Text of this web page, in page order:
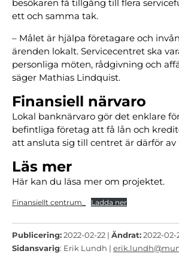
besökaren få tillgång till flera
ett och samma tak.
– Målet är hjälpa företagare och
ärenden lokalt. Servicecentret ska
personliga möten, rådgivning och
säger Mathias Lindquist.
Finansiell närvaro
Lokal banknärvaro gör det enklare
befintliga företag att få lån och
att ansluta sig till centret är därför
Läs mer
Här kan du läsa mer om projektet.
Finansiellt centrum_ Ladda ner
Publicering:2022-02-22 | Ändrat:2022-02-
Sidansvarig: Erik Lundh |